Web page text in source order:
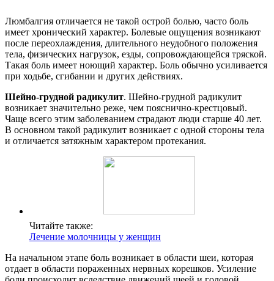
Люмбалгия отличается не такой острой болью, часто боль
имеет хронический характер. Болевые ощущения возникают
после переохлаждения, длительного неудобного положения
тела, физических нагрузок, езды, сопровождающейся тряской.
Такая боль имеет ноющий характер. Боль обычно усиливается
при ходьбе, сгибании и других действиях.
Шейно-грудной радикулит. Шейно-грудной радикулит
возникает значительно реже, чем пояснично-крестцовый.
Чаще всего этим заболеванием страдают люди старше 40 лет.
В основном такой радикулит возникает с одной стороны тела
и отличается затяжным характером протекания.
Читайте также:
Лечение молочницы у женщин
На начальном этапе боль возникает в области шеи, которая
отдает в области пораженных нервных корешков. Усиление